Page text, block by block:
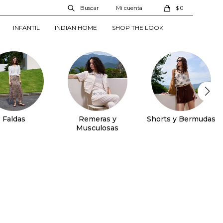
INFANTIL INDIAN HOME SHOP THE LOOK
$ 0
Faldas
Remeras y
Musculosas
Shorts y Bermudas